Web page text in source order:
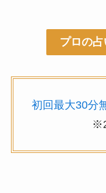
プロの
初回最大30分